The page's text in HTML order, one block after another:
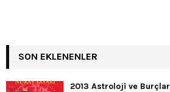
SON EKLENENLER
2013 Astroloji ve Burçlar